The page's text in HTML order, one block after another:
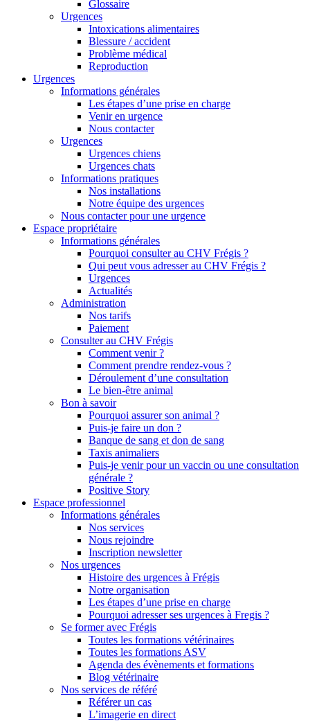
Glossaire
Urgences
Intoxications alimentaires
Blessure / accident
Problème médical
Reproduction
Urgences
Informations générales
Les étapes d’une prise en charge
Venir en urgence
Nous contacter
Urgences
Urgences chiens
Urgences chats
Informations pratiques
Nos installations
Notre équipe des urgences
Nous contacter pour une urgence
Espace propriétaire
Informations générales
Pourquoi consulter au CHV Frégis ?
Qui peut vous adresser au CHV Frégis ?
Urgences
Actualités
Administration
Nos tarifs
Paiement
Consulter au CHV Frégis
Comment venir ?
Comment prendre rendez-vous ?
Déroulement d’une consultation
Le bien-être animal
Bon à savoir
Pourquoi assurer son animal ?
Puis-je faire un don ?
Banque de sang et don de sang
Taxis animaliers
Puis-je venir pour un vaccin ou une consultation
générale ?
Positive Story
Espace professionnel
Informations générales
Nos services
Nous rejoindre
Inscription newsletter
Nos urgences
Histoire des urgences à Frégis
Notre organisation
Les étapes d’une prise en charge
Pourquoi adresser ses urgences à Fregis ?
Se former avec Frégis
Toutes les formations vétérinaires
Toutes les formations ASV
Agenda des évènements et formations
Blog vétérinaire
Nos services de référé
Référer un cas
L’imagerie en direct